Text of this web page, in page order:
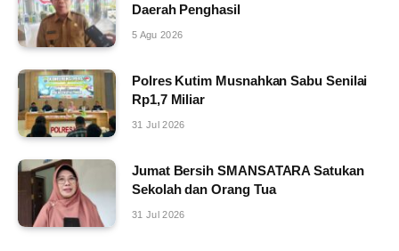
Daerah Penghasil
5 Agu 2026
Polres Kutim Musnahkan Sabu Senilai
Rp1,7 Miliar
31 Jul 2026
Jumat Bersih SMANSATARA Satukan
Sekolah dan Orang Tua
31 Jul 2026